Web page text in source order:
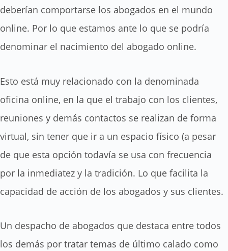
deberían comportarse los abogados en el mundo
online. Por lo que estamos ante lo que se podría
denominar el nacimiento del abogado online.
Esto está muy relacionado con la denominada
oficina online, en la que el trabajo con los clientes,
reuniones y demás contactos se realizan de forma
virtual, sin tener que ir a un espacio físico (a pesar
de que esta opción todavía se usa con frecuencia
por la inmediatez y la tradición. Lo que facilita la
capacidad de acción de los abogados y sus clientes.
Un despacho de abogados que destaca entre todos
los demás por tratar temas de último calado como